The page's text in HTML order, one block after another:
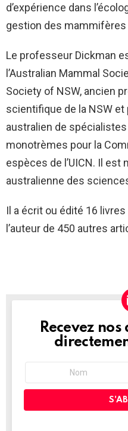
d’expérience dans
gestion des mammifères
Le professeur Dickman
l’Australian Mammal
Society of NSW, ancien
scientifique de la NSW
australien de
monotrèmes pour la
espèces de l’UICN. Il est
australienne des
Il a écrit ou édité 16
l’auteur de 450 autres
NEWSLETTER
Recevez